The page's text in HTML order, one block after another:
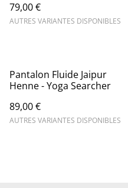
79,00 €
AUTRES VARIANTES DISPONIBLES
Pantalon Fluide Jaipur
Henne - Yoga Searcher
89,00 €
AUTRES VARIANTES DISPONIBLES